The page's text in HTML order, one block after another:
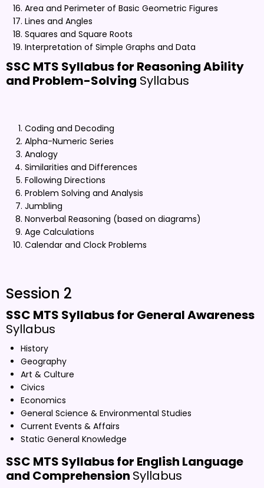
Area and Perimeter of Basic Geometric Figures
Lines and Angles
Squares and Square Roots
Interpretation of Simple Graphs and Data
SSC MTS Syllabus for Reasoning Ability
and Problem-Solving Syllabus
Coding and Decoding
Alpha-Numeric Series
Analogy
Similarities and Differences
Following Directions
Problem Solving and Analysis
Jumbling
Nonverbal Reasoning (based on diagrams)
Age Calculations
Calendar and Clock Problems
Session 2
SSC MTS Syllabus for General Awareness
Syllabus
History
Geography
Art & Culture
Civics
Economics
General Science & Environmental Studies
Current Events & Affairs
Static General Knowledge
SSC MTS Syllabus for English Language
and Comprehension Syllabus